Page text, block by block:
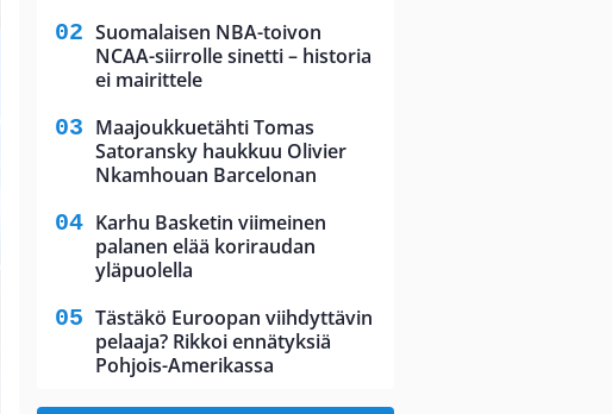
Suomalaisen NBA-toivon
NCAA-siirrolle sinetti – historia
ei mairittele
Maajoukkuetähti Tomas
Satoransky haukkuu Olivier
Nkamhouan Barcelonan
Karhu Basketin viimeinen
palanen elää koriraudan
yläpuolella
Tästäkö Euroopan viihdyttävin
pelaaja? Rikkoi ennätyksiä
Pohjois-Amerikassa